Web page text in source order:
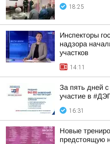
18:25
Инспекторы
надзора
участков
14:11
За пять дней
участие в
16:31
Новые
предстоящую